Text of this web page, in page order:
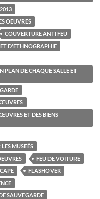
OEUVRES
COUVERTURE ANTI FEU
D'ETHNOGRAPHIE
PLAN DE CHAQUE SALLE ET
ET DES BIENS
MUSEÉS
FEU DE VOITURE
FLASHOVER
SAUVEGARDE